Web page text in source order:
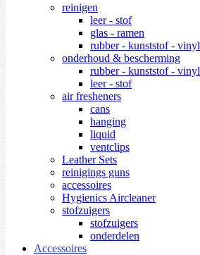
reinigen
leer - stof
glas - ramen
rubber - kunststof - vinyl
onderhoud & bescherming
rubber - kunststof - vinyl
leer - stof
air fresheners
cans
hanging
liquid
ventclips
Leather Sets
reinigings guns
accessoires
Hygienics Aircleaner
stofzuigers
stofzuigers
onderdelen
Accessoires